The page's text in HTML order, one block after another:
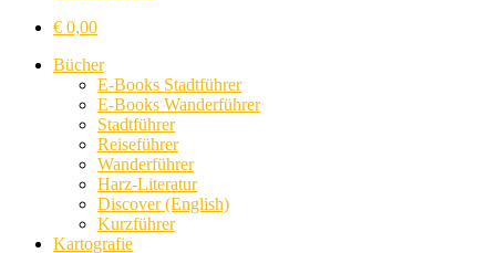
€ 0,00
Bücher
E-Books Stadtführer
E-Books Wanderführer
Stadtführer
Reiseführer
Wanderführer
Harz-Literatur
Discover (English)
Kurzführer
Kartografie